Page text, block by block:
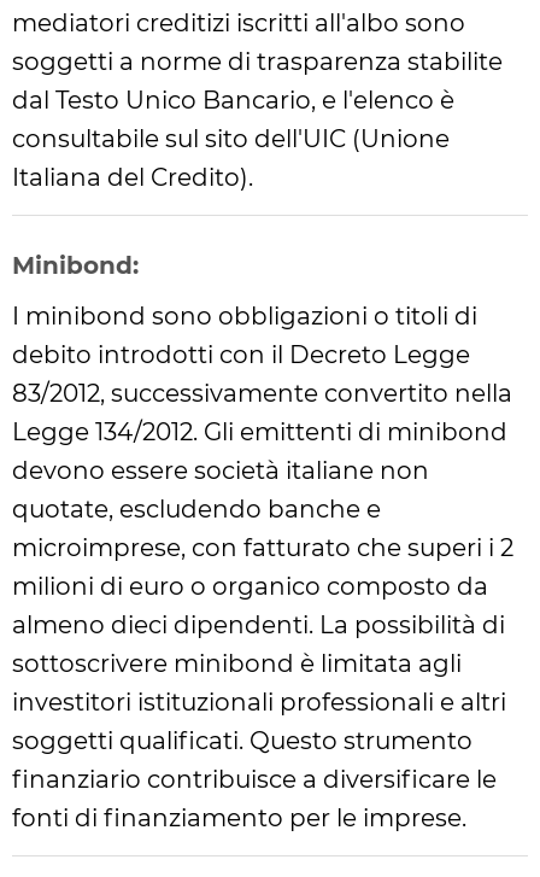
mediatori creditizi iscritti all'albo sono
soggetti a norme di trasparenza stabilite
dal Testo Unico Bancario, e l'elenco è
consultabile sul sito dell'UIC (Unione
Italiana del Credito).
Minibond:
I minibond sono obbligazioni o titoli di
debito introdotti con il Decreto Legge
83/2012, successivamente convertito nella
Legge 134/2012. Gli emittenti di minibond
devono essere società italiane non
quotate, escludendo banche e
microimprese, con fatturato che superi i 2
milioni di euro o organico composto da
almeno dieci dipendenti. La possibilità di
sottoscrivere minibond è limitata agli
investitori istituzionali professionali e altri
soggetti qualificati. Questo strumento
finanziario contribuisce a diversificare le
fonti di finanziamento per le imprese.